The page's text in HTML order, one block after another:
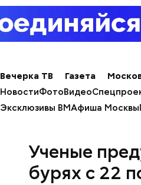
Вечерка ТВ Газета
НовостиФотоВидео
Эксклюзивы ВМАфиша Москвы
Ученые
бурях с 22
Фото: Shutterstock
заверил специалист.